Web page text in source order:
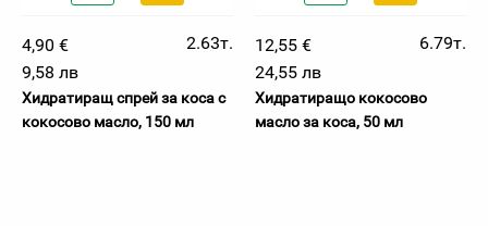
4,90 €
2.63т.
9,58 лв
Хидратиращ спрей за коса с
кокосово масло, 150 мл
12,55 €
6.79т.
24,55 лв
Хидратиращо кокосово
масло за коса, 50 мл